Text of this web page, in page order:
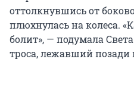
оттолкнувшись от
плюхнулась на колеса.
болит», — подумала
троса, лежавший позади